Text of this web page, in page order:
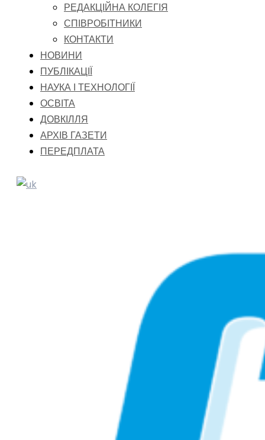
РЕДАКЦІЙНА КОЛЕГІЯ
СПІВРОБІТНИКИ
КОНТАКТИ
НОВИНИ
ПУБЛІКАЦІЇ
НАУКА І ТЕХНОЛОГІЇ
ОСВІТА
ДОВКІЛЛЯ
АРХІВ ГАЗЕТИ
ПЕРЕДПЛАТА